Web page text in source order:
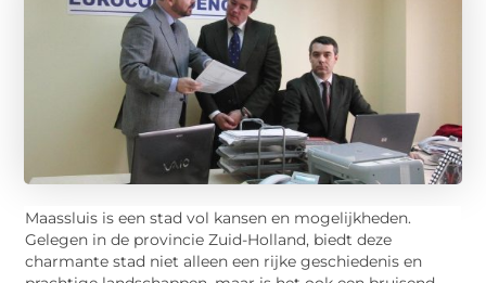
Maassluis is een stad vol kansen en mogelijkheden.
Gelegen in de provincie Zuid-Holland, biedt deze
charmante stad niet alleen een rijke geschiedenis en